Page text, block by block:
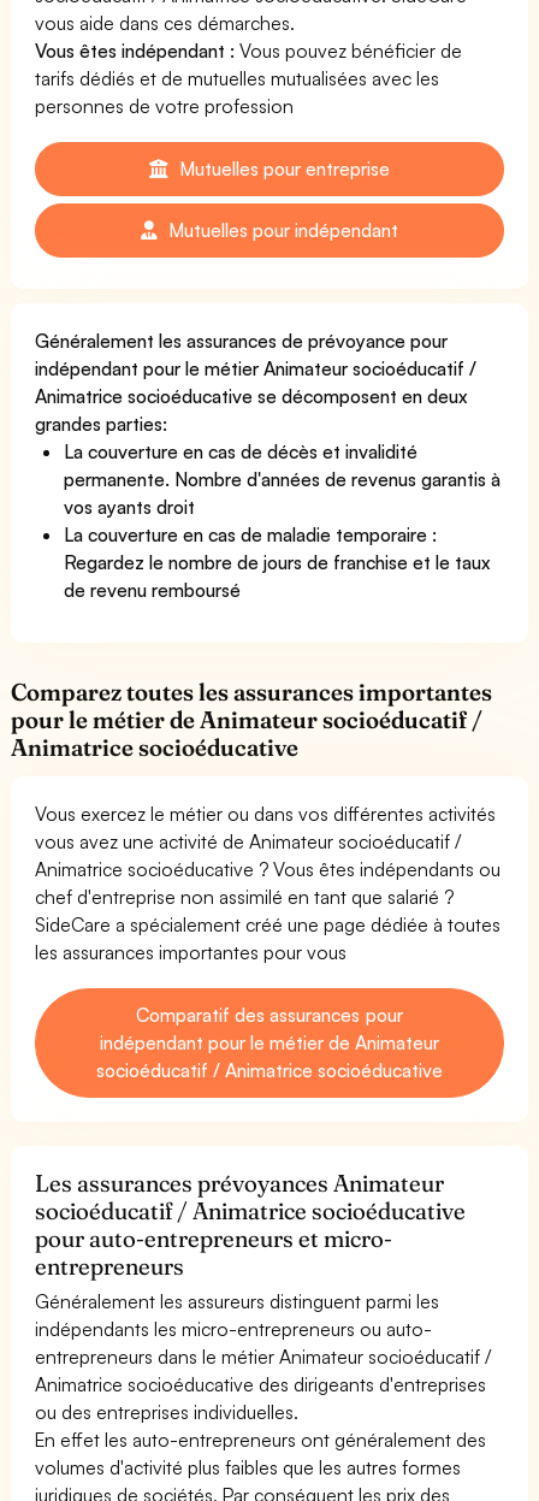
vous aide dans ces démarches.
Vous êtes indépendant : Vous pouvez bénéficier de
tarifs dédiés et de mutuelles mutualisées avec les
personnes de votre profession
Mutuelles pour entreprise
Mutuelles pour indépendant
Généralement les assurances de prévoyance pour
indépendant pour le métier Animateur socioéducatif /
Animatrice socioéducative se décomposent en deux
grandes parties:
La couverture en cas de décès et invalidité
permanente. Nombre d'années de revenus garantis à
vos ayants droit
La couverture en cas de maladie temporaire :
Regardez le nombre de jours de franchise et le taux
de revenu remboursé
Comparez toutes les assurances importantes
pour le métier de Animateur socioéducatif /
Animatrice socioéducative
Vous exercez le métier ou dans vos différentes activités
vous avez une activité de Animateur socioéducatif /
Animatrice socioéducative ? Vous êtes indépendants ou
chef d'entreprise non assimilé en tant que salarié ?
SideCare a spécialement créé une page dédiée à toutes
les assurances importantes pour vous
Comparatif des assurances pour
indépendant pour le métier de Animateur
socioéducatif / Animatrice socioéducative
Les assurances prévoyances Animateur
socioéducatif / Animatrice socioéducative
pour auto-entrepreneurs et micro-
entrepreneurs
Généralement les assureurs distinguent parmi les
indépendants les micro-entrepreneurs ou auto-
entrepreneurs dans le métier Animateur socioéducatif /
Animatrice socioéducative des dirigeants d'entreprises
ou des entreprises individuelles.
En effet les auto-entrepreneurs ont généralement des
volumes d'activité plus faibles que les autres formes
juridiques de sociétés. Par conséquent les prix des